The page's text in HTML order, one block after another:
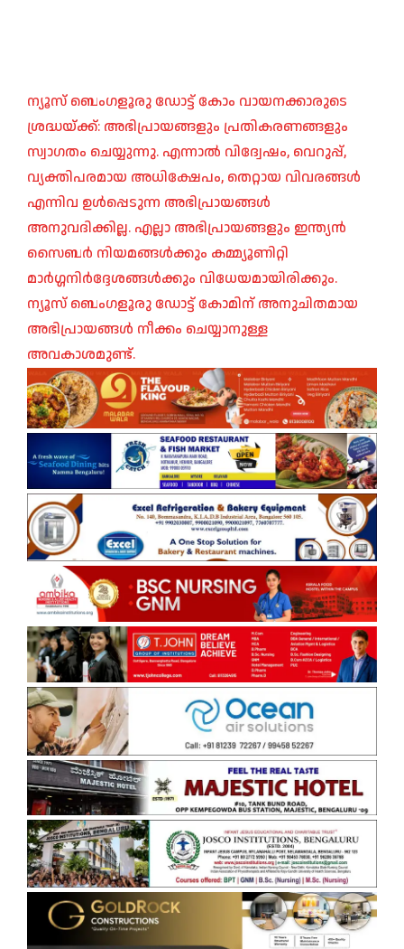
ന്യൂസ് ബെംഗളൂരു ഡോട്ട് കോം വായനക്കാരുടെ
ശ്രദ്ധയ്ക്ക്: അഭിപ്രായങ്ങളും പ്രതികരണങ്ങളും
സ്വാഗതം ചെയ്യുന്നു. എന്നാൽ വിദ്വേഷം, വെറുപ്പ്,
വ്യക്തിപരമായ അധിക്ഷേപം, തെറ്റായ വിവരങ്ങൾ
എന്നിവ ഉൾപ്പെടുന്ന അഭിപ്രായങ്ങൾ
അനുവദിക്കില്ല. എല്ലാ അഭിപ്രായങ്ങളും ഇന്ത്യൻ
സൈബർ നിയമങ്ങൾക്കും കമ്മ്യൂണിറ്റി
മാർഗ്ഗനിർദ്ദേശങ്ങൾക്കും വിധേയമായിരിക്കും.
ന്യൂസ് ബെംഗളൂരു ഡോട്ട് കോമിന് അനുചിതമായ
അഭിപ്രായങ്ങൾ നീക്കം ചെയ്യാനുള്ള
അവകാശമുണ്ട്.